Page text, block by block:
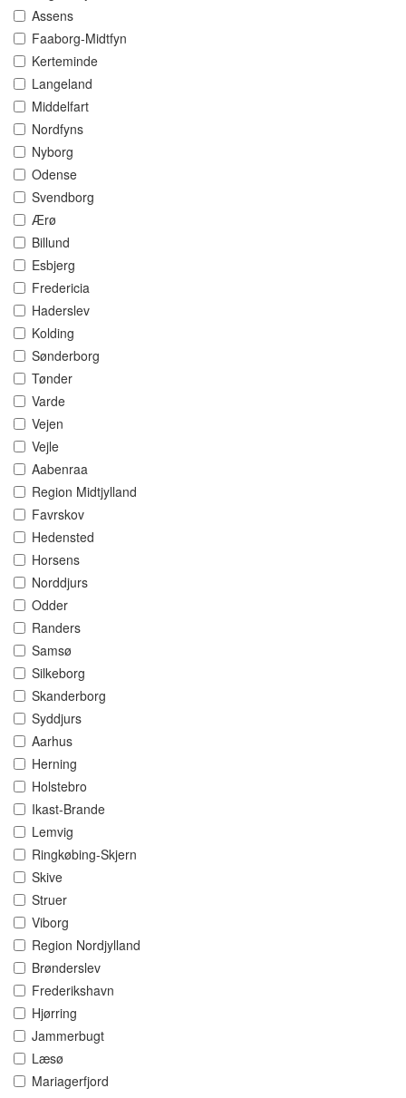
Assens
Faaborg-Midtfyn
Kerteminde
Langeland
Middelfart
Nordfyns
Nyborg
Odense
Svendborg
Ærø
Billund
Esbjerg
Fredericia
Haderslev
Kolding
Sønderborg
Tønder
Varde
Vejen
Vejle
Aabenraa
Region Midtjylland
Favrskov
Hedensted
Horsens
Norddjurs
Odder
Randers
Samsø
Silkeborg
Skanderborg
Syddjurs
Aarhus
Herning
Holstebro
Ikast-Brande
Lemvig
Ringkøbing-Skjern
Skive
Struer
Viborg
Region Nordjylland
Brønderslev
Frederikshavn
Hjørring
Jammerbugt
Læsø
Mariagerfjord